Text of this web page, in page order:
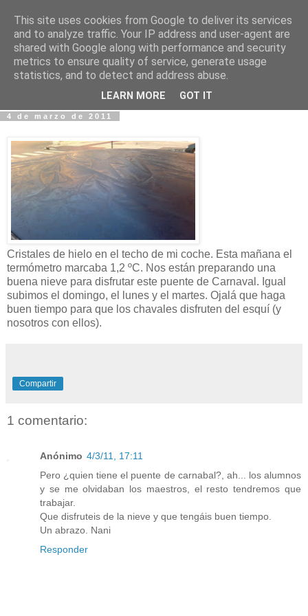
Fotos y Cosas
Miguel Sáenz de Santa María Elizalde
"Un blog es como un diario, pero sin candado".
4 de marzo de 2011
Cristales de hielo en el techo de mi coche. Esta mañana el
termómetro marcaba 1,2 ºC. Nos están preparando una
buena nieve para disfrutar este puente de Carnaval. Igual
subimos el domingo, el lunes y el martes. Ojalá que haga
buen tiempo para que los chavales disfruten del esquí (y
nosotros con ellos).
Compartir
1 comentario:
Anónimo 4/3/11, 17:11
Pero ¿quien tiene el puente de carnabal?, ah... los alumnos
y se me olvidaban los maestros, el resto tendremos que
trabajar.
Que disfruteis de la nieve y que tengáis buen tiempo.
Un abrazo. Nani
Responder
This site uses cookies from Google to deliver its services
and to analyze traffic. Your IP address and user-agent are
shared with Google along with performance and security
metrics to ensure quality of service, generate usage
statistics, and to detect and address abuse.
LEARN MORE GOT IT